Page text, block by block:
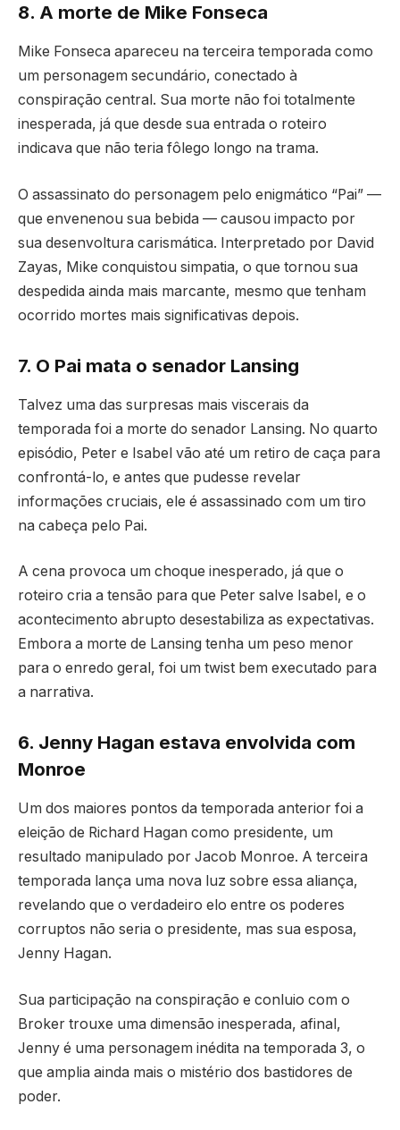
8. A morte de Mike Fonseca
Mike Fonseca apareceu na terceira temporada como
um personagem secundário, conectado à
conspiração central. Sua morte não foi totalmente
inesperada, já que desde sua entrada o roteiro
indicava que não teria fôlego longo na trama.
O assassinato do personagem pelo enigmático “Pai” —
que envenenou sua bebida — causou impacto por
sua desenvoltura carismática. Interpretado por David
Zayas, Mike conquistou simpatia, o que tornou sua
despedida ainda mais marcante, mesmo que tenham
ocorrido mortes mais significativas depois.
7. O Pai mata o senador Lansing
Talvez uma das surpresas mais viscerais da
temporada foi a morte do senador Lansing. No quarto
episódio, Peter e Isabel vão até um retiro de caça para
confrontá-lo, e antes que pudesse revelar
informações cruciais, ele é assassinado com um tiro
na cabeça pelo Pai.
A cena provoca um choque inesperado, já que o
roteiro cria a tensão para que Peter salve Isabel, e o
acontecimento abrupto desestabiliza as expectativas.
Embora a morte de Lansing tenha um peso menor
para o enredo geral, foi um twist bem executado para
a narrativa.
6. Jenny Hagan estava envolvida com
Monroe
Um dos maiores pontos da temporada anterior foi a
eleição de Richard Hagan como presidente, um
resultado manipulado por Jacob Monroe. A terceira
temporada lança uma nova luz sobre essa aliança,
revelando que o verdadeiro elo entre os poderes
corruptos não seria o presidente, mas sua esposa,
Jenny Hagan.
Sua participação na conspiração e conluio com o
Broker trouxe uma dimensão inesperada, afinal,
Jenny é uma personagem inédita na temporada 3, o
que amplia ainda mais o mistério dos bastidores de
poder.